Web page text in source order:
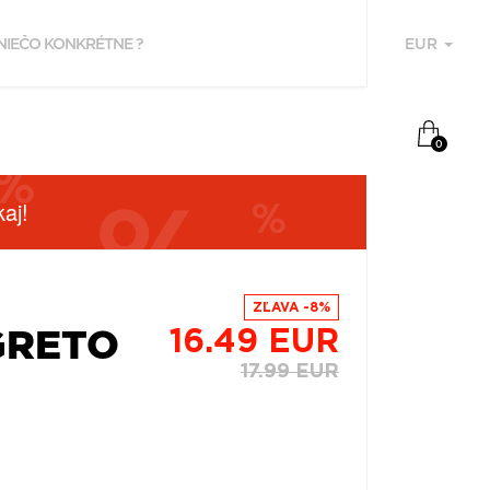
ZĽAVA -8%
16.49 EUR
17.99 EUR
EUR
0